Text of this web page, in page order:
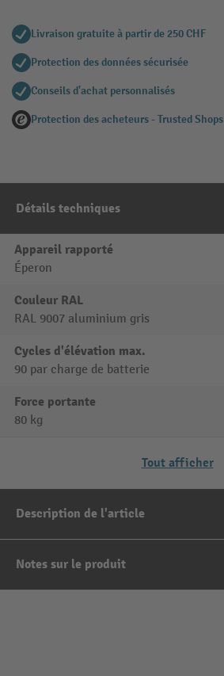
Livraison gratuite à partir de 250 CHF
Protection des données sécurisée
Conseils d'achat personnalisés
Protection des acheteurs - Trusted Shops
Détails techniques
Appareil rapporté
Éperon
Couleur RAL
RAL 9007 aluminium gris
Cycles d'élévation max.
90 par charge de batterie
Force portante
80 kg
Tout afficher
Description de l'article
Notes sur le produit